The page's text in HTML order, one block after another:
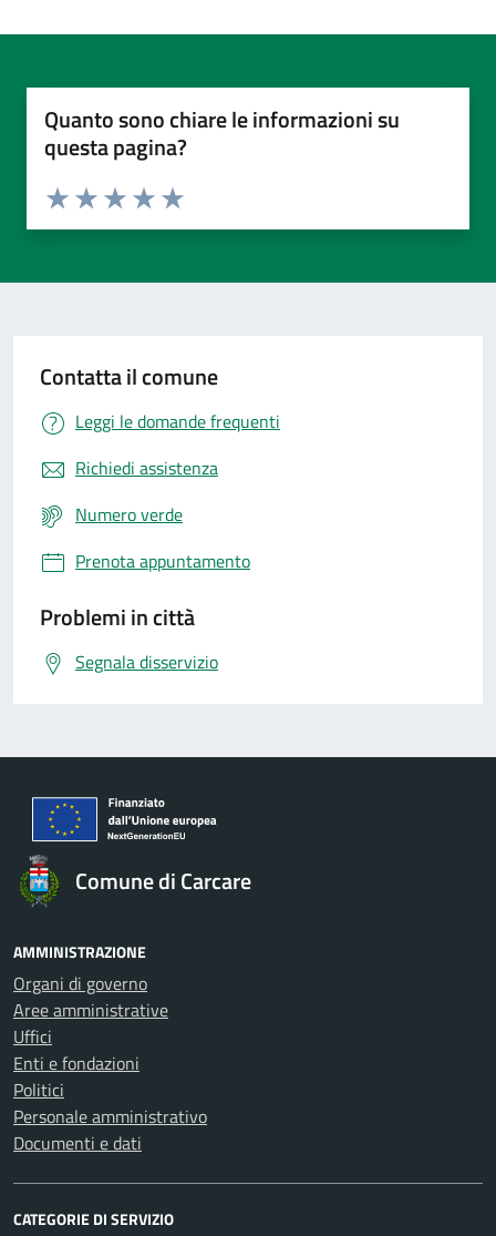
Quanto sono chiare le informazioni su
questa pagina?
Valuta da 1 a 5 stelle la pagina
Valuta 5 stelle su 5
Valuta 4 stelle su 5
Valuta 3 stelle su 5
Valuta 2 stelle su 5
Valuta 1 stelle su 5
Contatta il comune
Leggi le domande frequenti
Richiedi assistenza
Numero verde
Prenota appuntamento
Problemi in città
Segnala disservizio
Comune di Carcare
AMMINISTRAZIONE
Organi di governo
Aree amministrative
Uffici
Enti e fondazioni
Politici
Personale amministrativo
Documenti e dati
CATEGORIE DI SERVIZIO